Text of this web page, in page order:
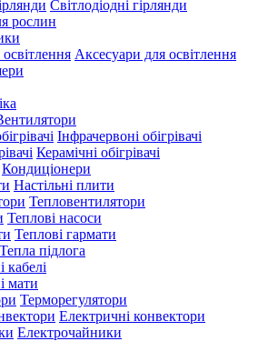
Світлодіодні гірлянди
рослин
Аксесуари для освітлення
Інфрачервоні обігрівачі
Керамічні обігрівачі
Кондиціонери
Настільні плити
Тепловентилятори
Теплові насоси
Теплові гармати
Тепла підлога
кабелі
мати
Терморегулятори
Електричні конвектори
Електрочайники